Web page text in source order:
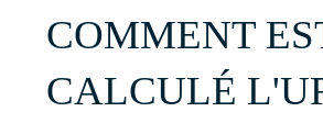
COMMENT
CALCULÉ